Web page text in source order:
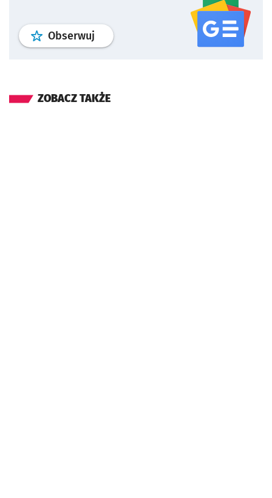
Obserwuj profil serwisu
ZOBACZ TAKŻE